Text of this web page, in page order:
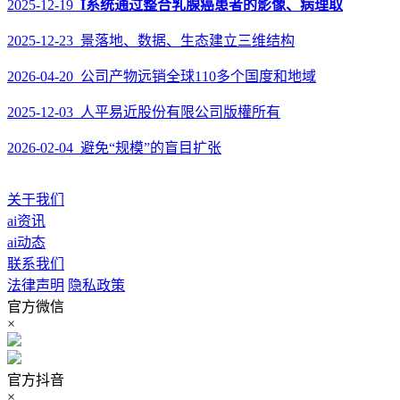
2025-12-19 I系统通过整合乳腺癌患者的影像、病理取
2025-12-23 景落地、数据、生态建立三维结构
2026-04-20 公司产物远销全球110多个国度和地域
2025-12-03 人平易近股份有限公司版權所有
2026-02-04 避免“规模”的盲目扩张
关于我们
ai资讯
ai动态
联系我们
法律声明 隐私政策
官方微信
×
官方抖音
×